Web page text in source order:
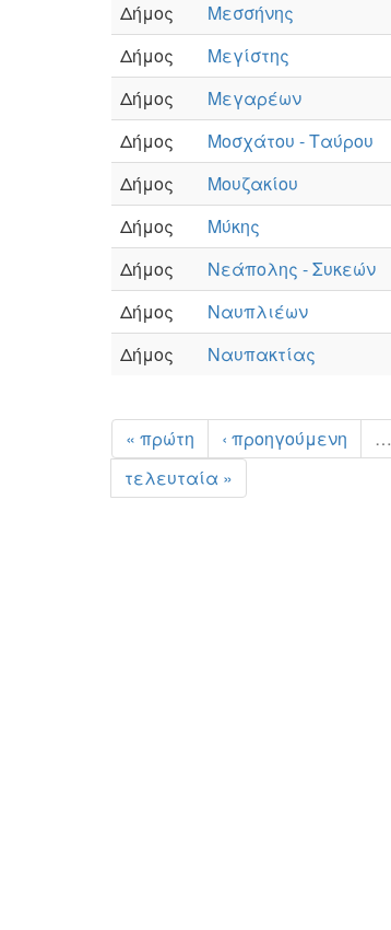
Δήμος
Μεσσήνης
Δήμος
Μεγίστης
Δήμος
Μεγαρέων
Δήμος
Μοσχάτου - Ταύρου
Δήμος
Μουζακίου
Δήμος
Μύκης
Δήμος
Νεάπολης - Συκεών
Δήμος
Ναυπλιέων
Δήμος
Ναυπακτίας
« πρώτη ‹ προηγούμενη …
τελευταία »